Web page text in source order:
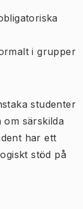
i grupper
studenter
om särskilda
har ett
stöd på